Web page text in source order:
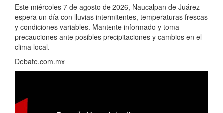
Este miércoles 7 de agosto de 2026, Naucalpan de Juárez
espera un día con lluvias intermitentes, temperaturas frescas
y condiciones variables. Mantente informado y toma
precauciones ante posibles precipitaciones y cambios en el
clima local.
Debate.com.mx